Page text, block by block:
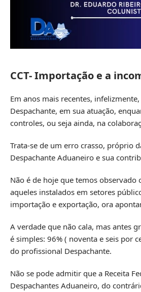
CCT- Importação e a
Em anos mais recentes,
Despachante, em sua atuação,
controles, ou seja ainda, na
Trata-se de um erro crasso, próprio
Despachante Aduaneiro e sua
Não é de hoje que temos
aqueles instalados em setores
importação e exportação, ora
A verdade que não cala, mas antes
é simples: 96% ( noventa e seis por
do profissional Despachante.
Não se pode admitir que a Receita
Despachantes Aduaneiro, do